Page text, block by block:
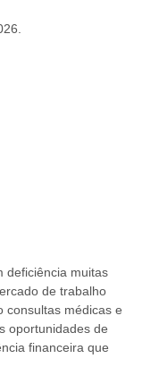
deficiência muitas
de trabalho
consultas médicas e
oportunidades de
financeira que